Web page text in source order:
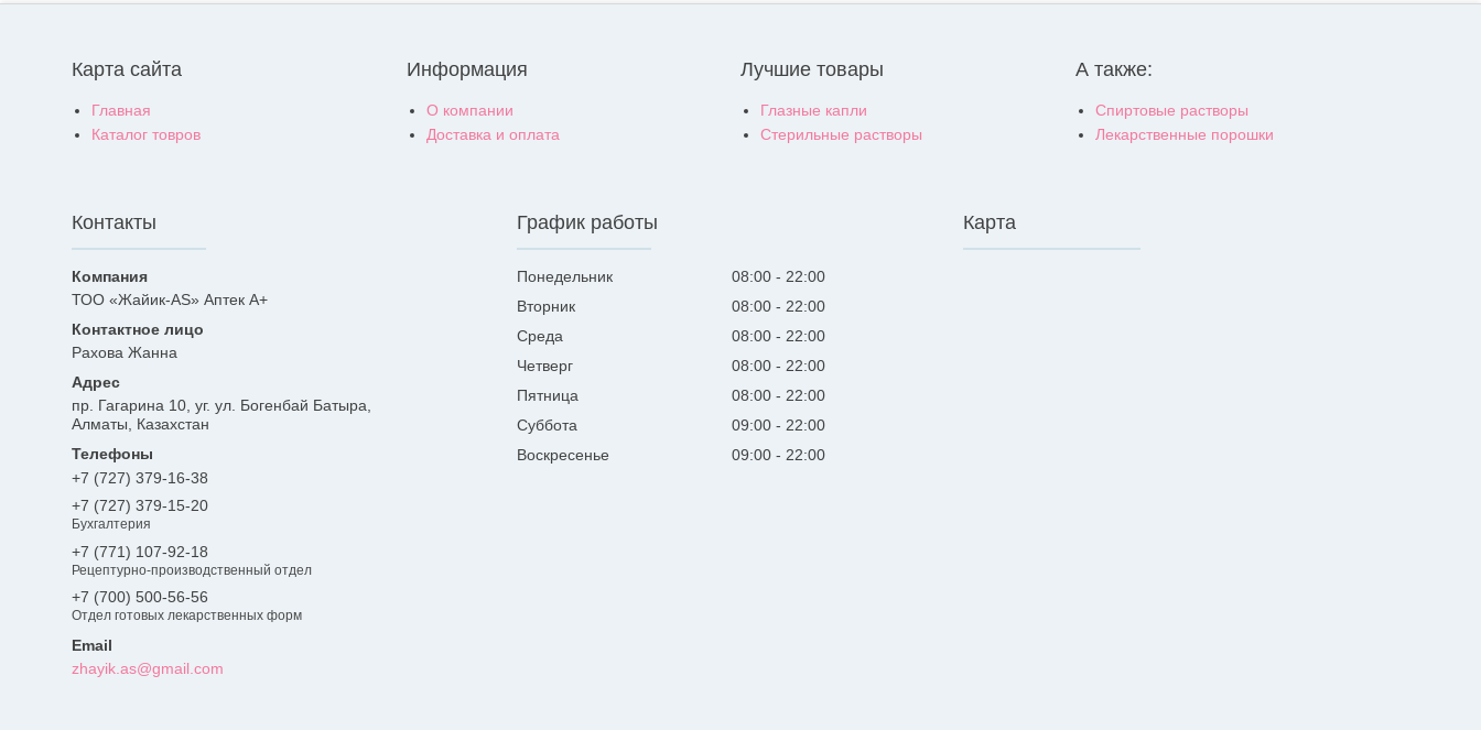
Карта сайта
Главная
Каталог товров
Информация
О компании
Доставка и оплата
Лучшие товары
Глазные капли
Стерильные растворы
А также:
Спиртовые растворы
Лекарственные порошки
Контакты
ТОО «Жайик-AS» Аптек А+
Рахова Жанна
пр. Гагарина 10, уг. ул. Богенбай Батыра,
Алматы, Казахстан
+7 (727) 379-16-38
+7 (727) 379-15-20
Бухгалтерия
+7 (771) 107-92-18
Рецептурно-производственный отдел
+7 (700) 500-56-56
Отдел готовых лекарственных форм
zhayik.as@gmail.com
График работы
Понедельник 08:00
22:00
Вторник
08:00
22:00
Среда
08:00
22:00
Четверг
08:00
22:00
Пятница
08:00
22:00
Суббота
09:00
22:00
Воскресенье
09:00 22:00
Карта